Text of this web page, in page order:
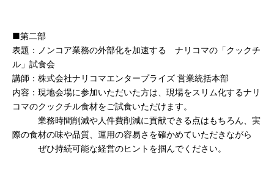
■第二部
表題：ノンコア業務の外部化を加速する ナリコマの「クックチ
ル」試食会
講師：株式会社ナリコマエンタープライズ 営業統括本部
内容：現地会場に参加いただいた方は、現場をスリム化するナリ
コマのクックチル食材をご試食いただけます。
業務時間削減や人件費削減に貢献できる点はもちろん、実
際の食材の味や品質、運用の容易さを確かめていただきながら
ぜひ持続可能な経営のヒントを掴んでください。